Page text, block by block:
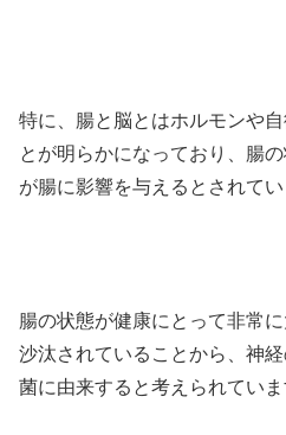
特に、腸と脳とはホルモンや
とが明らかになっており、腸
が腸に影響を与えるとされてい
腸の状態が健康にとって非常
沙汰されていることから、神
菌に由来すると考えられていま